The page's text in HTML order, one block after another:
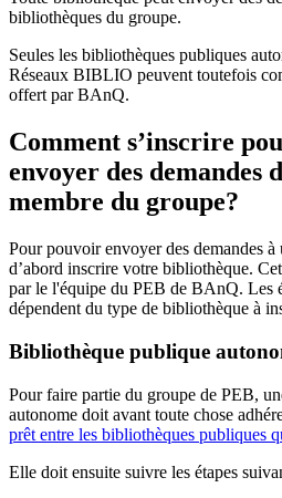
bibliothèques du groupe.
Seules les bibliothèques publiques
Réseaux BIBLIO peuvent toutefois
offert par BAnQ.
Comment s’inscrire
envoyer des demandes
membre du groupe?
Pour pouvoir envoyer des demandes
d’abord inscrire votre bibliothèque.
par le l'équipe du PEB de BAnQ. Les
dépendent du type de bibliothèque à
Bibliothèque publique
Pour faire partie du groupe de PEB,
autonome doit avant toute chose
prêt entre les bibliothèques publiques
Elle doit ensuite suivre les étapes